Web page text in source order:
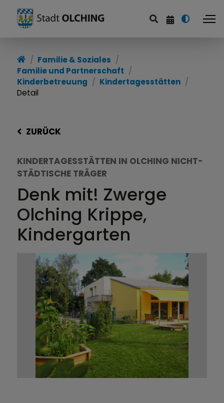
Familie & Soziales
Familie und Partnerschaft
Kinderbetreuung
Kindertagesstätten
Detail
ZURÜCK
KINDERTAGESSTÄTTEN IN OLCHING NICHT-
STÄDTISCHE TRÄGER
Denk mit! Zwerge
Olching Krippe,
Kindergarten